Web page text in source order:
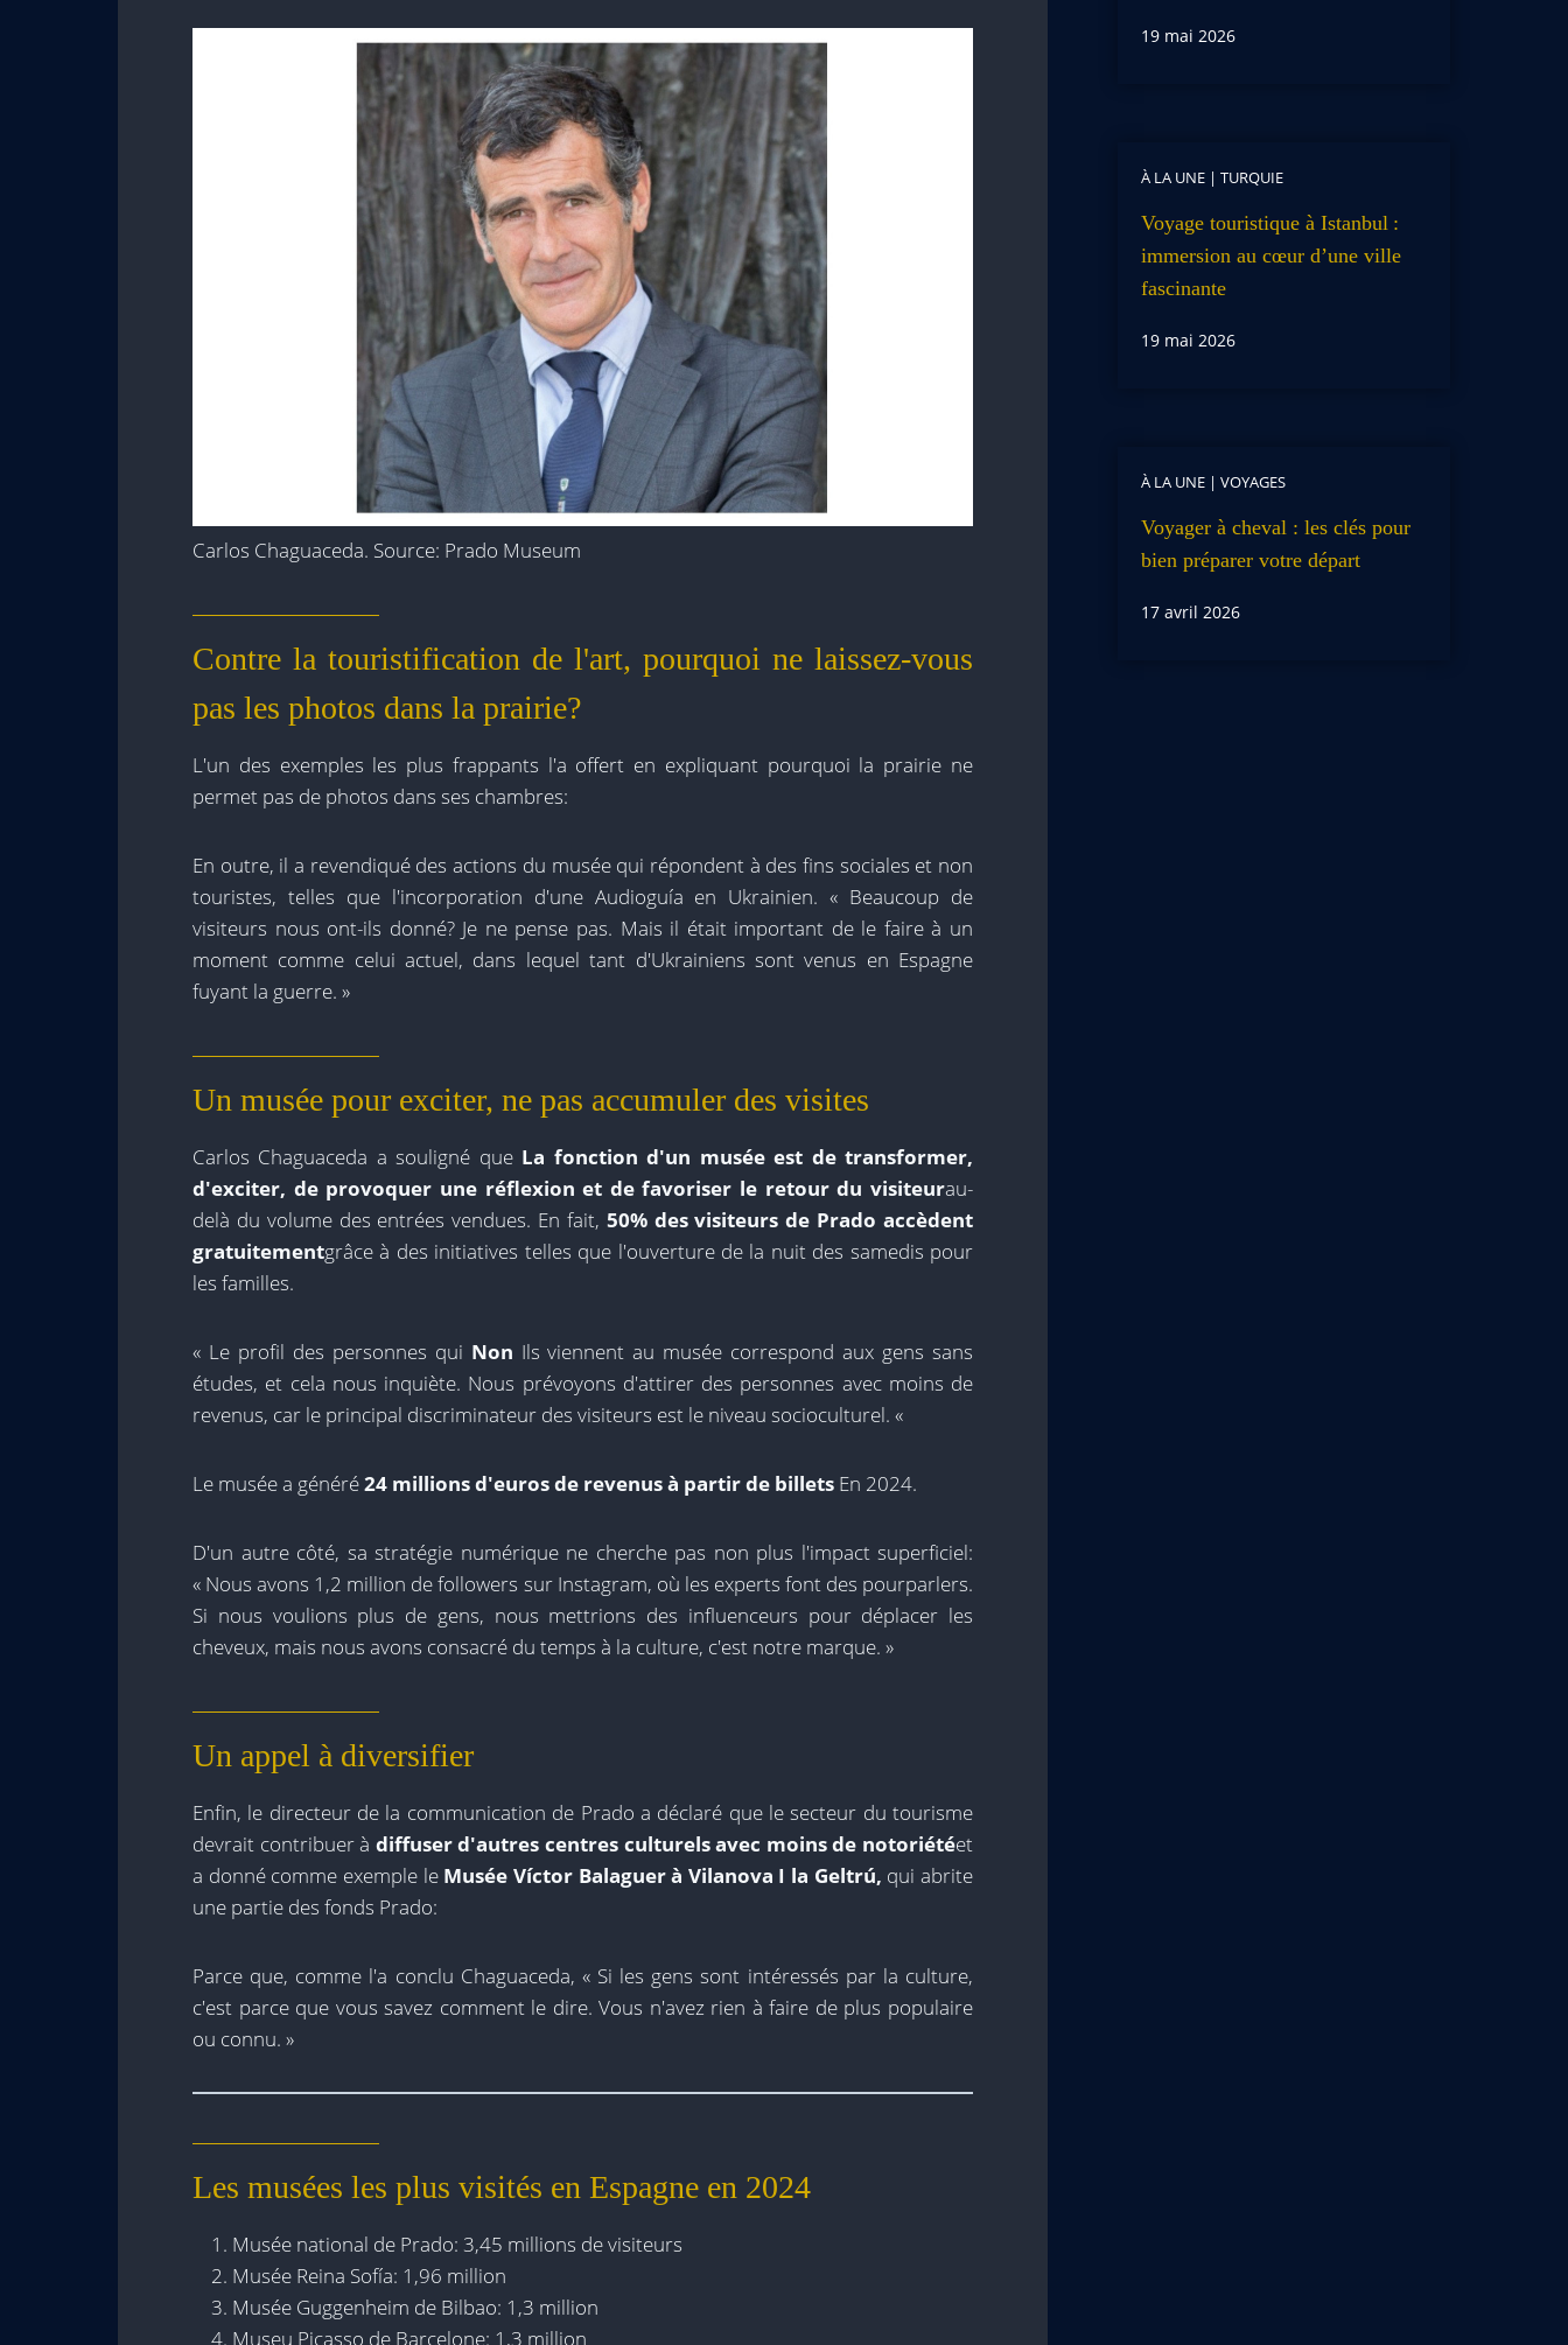
Carlos Chaguaceda. Source: Prado Museum
Contre la touristification de l'art, pourquoi ne laissez-vous
pas les photos dans la prairie?
L'un des exemples les plus frappants l'a offert en expliquant pourquoi la prairie ne
permet pas de photos dans ses chambres:
En outre, il a revendiqué des actions du musée qui répondent à des fins sociales et non
touristes, telles que l'incorporation d'une Audioguía en Ukrainien. « Beaucoup de
visiteurs nous ont-ils donné? Je ne pense pas. Mais il était important de le faire à un
moment comme celui actuel, dans lequel tant d'Ukrainiens sont venus en Espagne
fuyant la guerre. »
Un musée pour exciter, ne pas accumuler des visites
Carlos Chaguaceda a souligné que La fonction d'un musée est de transformer,
d'exciter, de provoquer une réflexion et de favoriser le retour du visiteurau-
delà du volume des entrées vendues. En fait, 50% des visiteurs de Prado accèdent
gratuitementgrâce à des initiatives telles que l'ouverture de la nuit des samedis pour
les familles.
« Le profil des personnes qui Non Ils viennent au musée correspond aux gens sans
études, et cela nous inquiète. Nous prévoyons d'attirer des personnes avec moins de
revenus, car le principal discriminateur des visiteurs est le niveau socioculturel. «
Le musée a généré24 millions d'euros de revenus à partir de billets En 2024.
D'un autre côté, sa stratégie numérique ne cherche pas non plus l'impact superficiel:
« Nous avons 1,2 million de followers sur Instagram, où les experts font des pourparlers.
Si nous voulions plus de gens, nous mettrions des influenceurs pour déplacer les
cheveux, mais nous avons consacré du temps à la culture, c'est notre marque. »
Un appel à diversifier
Enfin, le directeur de la communication de Prado a déclaré que le secteur du tourisme
devrait contribuer à diffuser d'autres centres culturels avec moins de notoriétéet
a donné comme exemple le Musée Víctor Balaguer à Vilanova I la Geltrú, qui abrite
une partie des fonds Prado:
Parce que, comme l'a conclu Chaguaceda, « Si les gens sont intéressés par la culture,
c'est parce que vous savez comment le dire. Vous n'avez rien à faire de plus populaire
ou connu. »
Les musées les plus visités en Espagne en 2024
Musée national de Prado: 3,45 millions de visiteurs
Musée Reina Sofía: 1,96 million
Musée Guggenheim de Bilbao: 1,3 million
Museu Picasso de Barcelone: ​​1,3 million
19 mai 2026
À LA UNE| TURQUIE
Voyage touristique à Istanbul :
immersion au cœur d’une ville
fascinante
19 mai 2026
À LA UNE| VOYAGES
Voyager à cheval : les clés pour
bien préparer votre départ
17 avril 2026